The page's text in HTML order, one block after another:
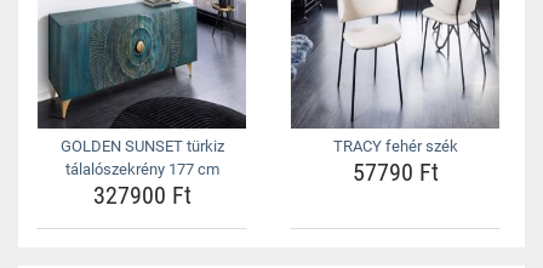
GOLDEN SUNSET türkiz
tálalószekrény 177 cm
327900 Ft
TRACY fehér szék
57790 Ft